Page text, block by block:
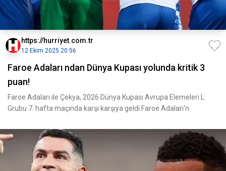
https://hurriyet.com.tr
12 Ekim 2025 20:56
Faroe Adaları ndan Dünya Kupası yolunda kritik 3
puan!
Faroe Adaları ile Çekya, 2026 Dünya Kupası Avrupa Elemeleri L
Grubu 7. hafta maçında karşı karşıya geldi.Faroe Adaları'n